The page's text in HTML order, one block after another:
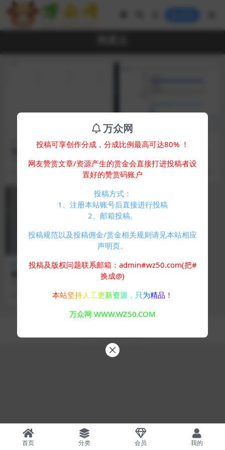
其他源码
迅风二级域名分发系统源码最
新开心版
简介： 迅风二级域名分发系统源码
最新开心版 一站式对域名进行二级
0
免费专区 其他源码
彩虹聚合DNS管理系统源码V
2.0.1，SSL证书自动申请与部
署
简介： 彩虹聚合DNS管理系统 V2.
0.1 版本已更新，该版本新增SSL证
书申...2 年前
免费专区 其他源码
个网站内管理多个平台的域名解
析，目前已支持的域名...
397 0
首页 分类 会员 我的
万众网
投稿可享创作分成，分成比例最高可达80% ！
网友赞赏文章/资源产生的赏金会直接打进投稿者设
置好的赞赏码账户
投稿方式：
1、注册本站账号后直接进行投稿
2、邮箱投稿。
投稿规范以及投稿佣金/赏金相关规则请见本站相应
声明页。
投稿及版权问题联系邮箱：admin#wz50.com(把#
换成@)
本站坚持人工更新资源，只为精品！
万众网 WWW.WZ50.COM